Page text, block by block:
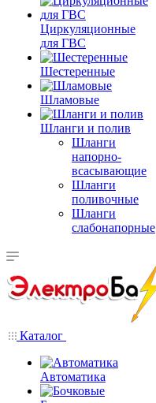
Циркуляционные
для ГВС
Шестеренные
Шламовые
Шланги и полив
Шланги
напорно-
всасывающие
Шланги
поливочные
Шланги
слабонапорные
Каталог
Автоматика